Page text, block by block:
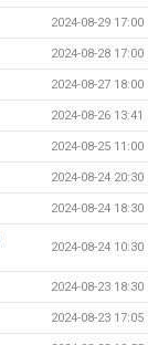
2024-08-29 17:00
2024-08-28 17:00
2024-08-27 18:00
2024-08-26 13:41
2024-08-25 11:00
2024-08-24 20:30
2024-08-24 18:30
2024-08-24 10:30
2024-08-23 18:30
2024-08-23 17:05